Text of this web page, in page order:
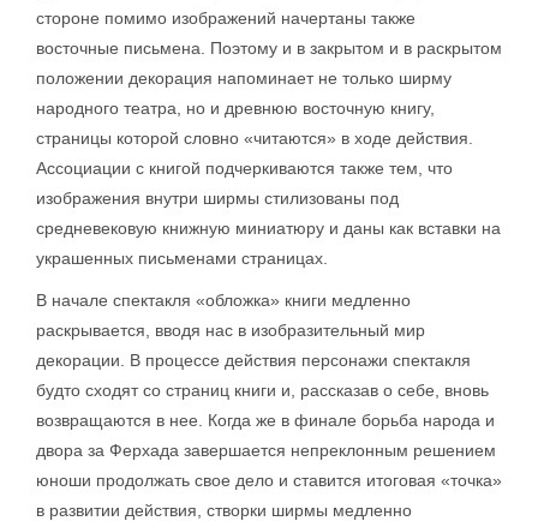
стороне помимо изображений начертаны также
восточные письмена. Поэтому и в закрытом и в раскрытом
положении декорация напоминает не только ширму
народного театра, но и древнюю восточную книгу,
страницы которой словно «читаются» в ходе действия.
Ассоциации с книгой подчеркиваются также тем, что
изображения внутри ширмы стилизованы под
средневековую книжную миниатюру и даны как вставки на
украшенных письменами страницах.
В начале спектакля «обложка» книги медленно
раскрывается, вводя нас в изобразительный мир
декорации. В процессе действия персонажи спектакля
будто сходят со страниц книги и, рассказав о себе, вновь
возвращаются в нее. Когда же в финале борьба народа и
двора за Ферхада завершается непреклонным решением
юноши продолжать свое дело и ставится итоговая «точка»
в развитии действия, створки ширмы медленно